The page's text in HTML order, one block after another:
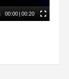
00:00 | 00:20